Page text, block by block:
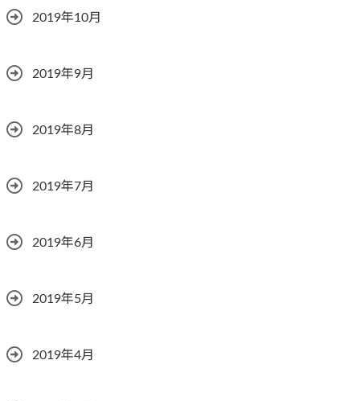
2019年10月
2019年9月
2019年8月
2019年7月
2019年6月
2019年5月
2019年4月